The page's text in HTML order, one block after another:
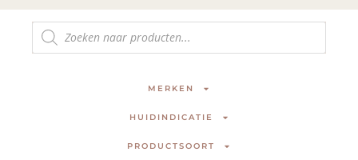
MERKEN
HUIDINDICATIE
PRODUCTSOORT